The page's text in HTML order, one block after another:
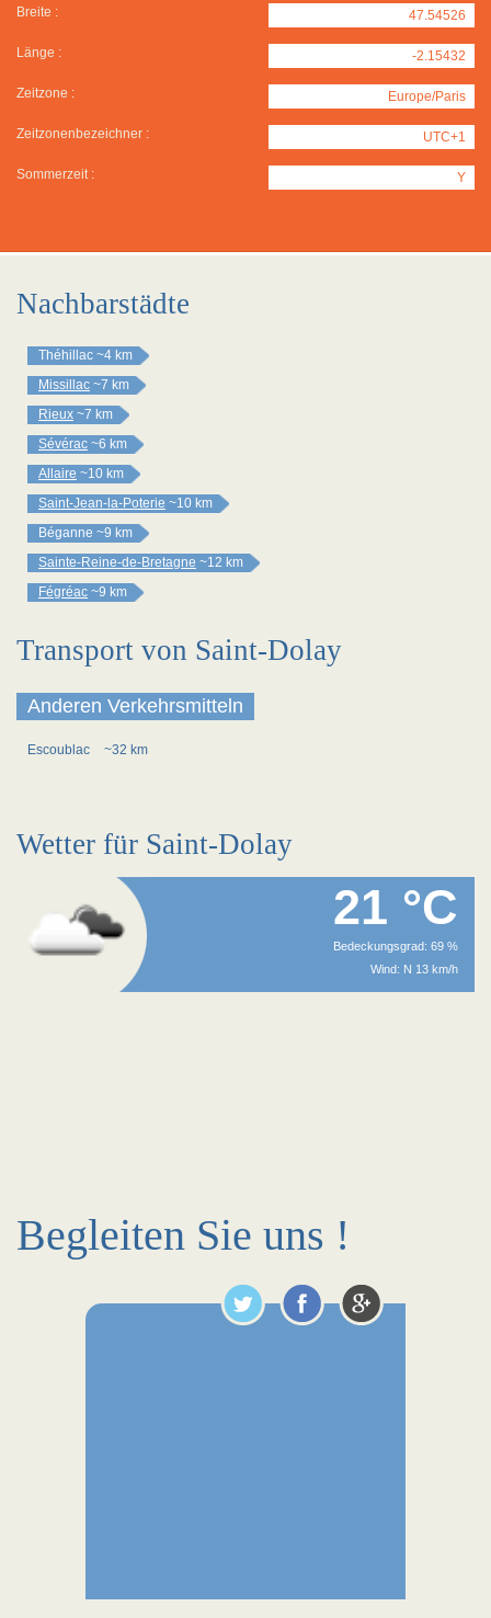
Breite : 47.54526
Länge : -2.15432
Zeitzone : Europe/Paris
Zeitzonenbezeichner : UTC+1
Sommerzeit : Y
Nachbarstädte
Théhillac ~4 km
Missillac ~7 km
Rieux ~7 km
Sévérac ~6 km
Allaire ~10 km
Saint-Jean-la-Poterie ~10 km
Béganne ~9 km
Sainte-Reine-de-Bretagne ~12 km
Fégréac ~9 km
Transport von Saint-Dolay
Anderen Verkehrsmitteln
Escoublac ~32 km
Wetter für Saint-Dolay
21 °C
Bedeckungsgrad: 69 %
Wind: N 13 km/h
Begleiten Sie uns !